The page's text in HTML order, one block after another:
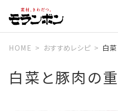
HOME おすすめレシピ 白
白菜と豚肉の